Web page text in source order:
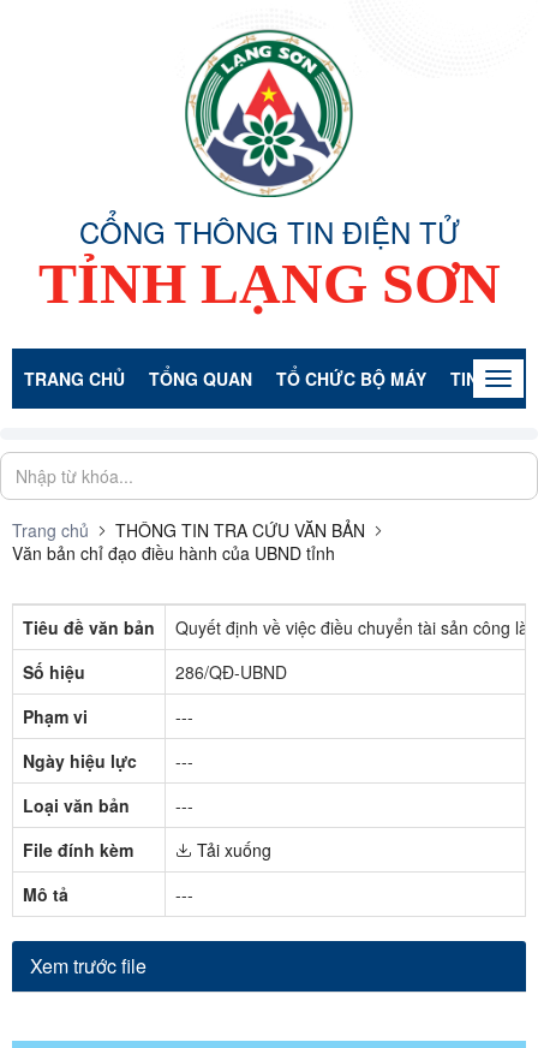
CỔNG THÔNG TIN ĐIỆN TỬ
TỈNH LẠNG SƠN
TRANG CHỦ TỔNG QUAN TỔ CHỨC BỘ MÁY TIN TỨC -
Trang chủ
THÔNG TIN TRA CỨU VĂN BẢN
Văn bản chỉ đạo điều hành của UBND tỉnh
Tiêu đề văn bản
Quyết định về việc điều chuyển tài sản công
Số hiệu
286/QĐ-UBND
Phạm vi
---
Ngày hiệu lực
---
Loại văn bản
---
File đính kèm
Tải xuống
Mô tả
---
Xem trước file